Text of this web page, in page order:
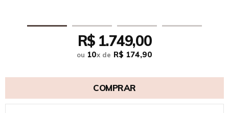
R$ 1.749,00
ou 10x de R$ 174,90
COMPRAR